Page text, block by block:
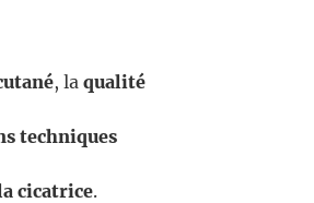
, laqualité
techniques
cicatrice.